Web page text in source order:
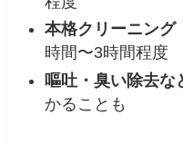
本格クリーニング
時間〜3時間程度
嘔吐・臭い除去な
かることも